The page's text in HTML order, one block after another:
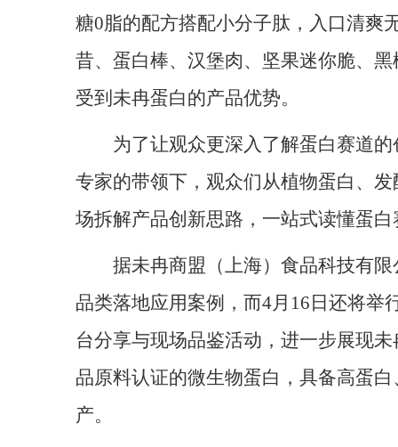
糖0脂的配方搭配小分子肽，入口清爽
昔、蛋白棒、汉堡肉、坚果迷你脆、
受到未冉蛋白的产品优势。
为了让观众更深入了解蛋白赛道
专家的带领下，观众们从植物蛋白、
场拆解产品创新思路，一站式读懂蛋
据未冉商盟（上海）食品科技有
品类落地应用案例，而4月16日还将举
台分享与现场品鉴活动，进一步展现
品原料认证的微生物蛋白，具备高蛋
产。